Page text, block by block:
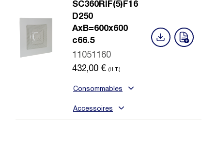
SC360RIF(5)F16
D250
AxB=600x600
c66.5
11051160
432,00 € (H.T.)
Consommables
Accessoires